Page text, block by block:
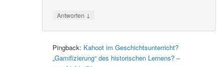
Antworten ↓
Pingback: Kahoot im Geschichtsunterricht?
„Gamifizierung“ des historischen Lernens? –